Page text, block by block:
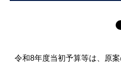
令和8年度当初予算等は、原